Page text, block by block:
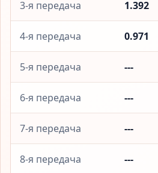
3-я передача 1.392
4-я передача 0.971
5-я передача ---
6-я передача ---
7-я передача ---
8-я передача ---